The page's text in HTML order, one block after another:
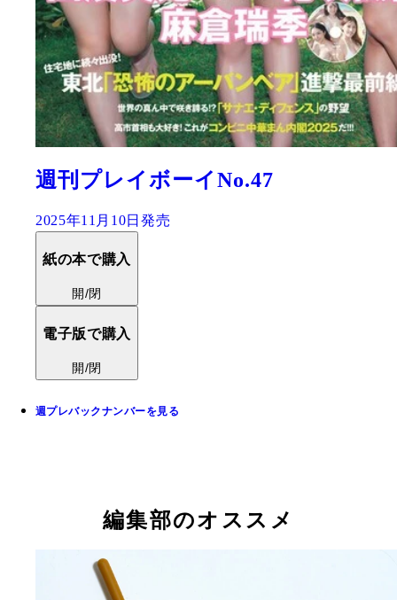
週刊プレイボーイNo.47
2025年11月10日発売
紙の本で購入
開/閉
電子版で購入
開/閉
週プレバックナンバーを見る
編集部のオススメ